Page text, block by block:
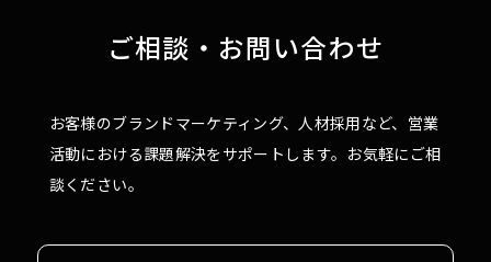
ご相談・お問い合わせ
お客様のブランドマーケティング、人材採用など、営業
活動における課題解決をサポートします。お気軽にご相
談ください。